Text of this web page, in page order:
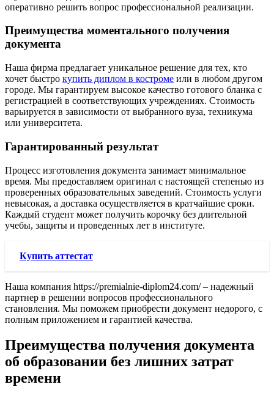
оперативно решить вопрос профессиональной реализации.
Преимущества моментального получения
документа
Наша фирма предлагает уникальное решение для тех, кто
хочет быстро купить диплом в костроме или в любом другом
городе. Мы гарантируем высокое качество готового бланка с
регистрацией в соответствующих учреждениях. Стоимость
варьируется в зависимости от выбранного вуза, техникума
или университета.
Гарантированный результат
Процесс изготовления документа занимает минимальное
время. Мы предоставляем оригинал с настоящей степенью из
проверенных образовательных заведений. Стоимость услуги
невысокая, а доставка осуществляется в кратчайшие сроки.
Каждый студент может получить корочку без длительной
учебы, защиты и проведенных лет в институте.
Купить аттестат
Наша компания https://premialnie-diplom24.com/ – надежный
партнер в решении вопросов профессионального
становления. Мы поможем приобрести документ недорого, с
полным приложением и гарантией качества.
Преимущества получения документа
об образовании без лишних затрат
времени